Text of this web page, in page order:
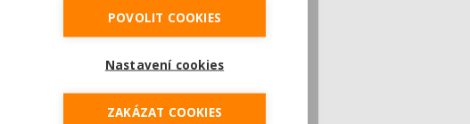
luštěniny jsou práv...
POVOLIT COOKIES
Nastavení cookies
ZAKÁZAT COOKIES